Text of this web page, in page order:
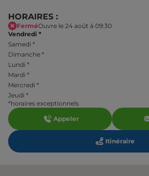
HORAIRES :
FerméOuvre le 24 août à 09:30
Vendredi *
Samedi *
Dimanche *
Lundi *
Mardi *
Mercredi *
Jeudi *
*horaires exceptionnels
Appeler
Itinéraire